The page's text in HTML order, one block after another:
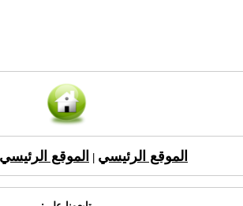
الموقع الرئيسي الموقع